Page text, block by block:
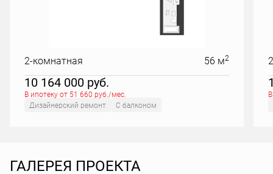
2-комнатная 56 м2
10 164 000 руб.
В ипотеку от 51 660 руб./мес.
Дизайнерский ремонт
С балконом
ГАЛЕРЕЯ ПРОЕКТА